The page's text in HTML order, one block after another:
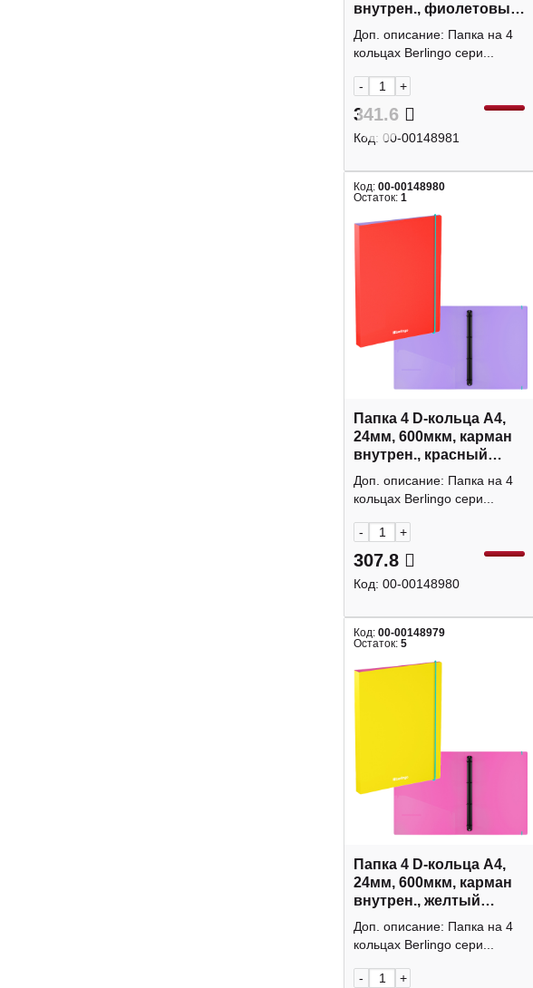
внутрен., фиолетовый
"Raze" RB4_4D152
Berlingo
Доп. описание: Папка на 4
кольцах Berlingo сери...
- +
341.6
Код: 00-00148981
Код: 00-00148980
Остаток: 1
Папка 4 D-кольца А4,
24мм, 600мкм, карман
внутрен., красный
"Raze" RB4_4D151
Berlingo
Доп. описание: Папка на 4
кольцах Berlingo сери...
- +
307.8
Код: 00-00148980
Код: 00-00148979
Остаток: 5
Папка 4 D-кольца А4,
24мм, 600мкм, карман
внутрен., желтый
"Raze" RB4_4D153
Berlingo
Доп. описание: Папка на 4
кольцах Berlingo сери...
- +